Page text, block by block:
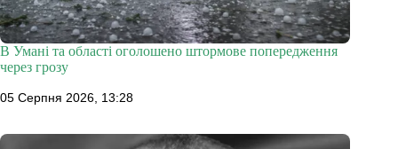
В Умані та області оголошено штормове попередження
через грозу
05 Серпня 2026, 13:28